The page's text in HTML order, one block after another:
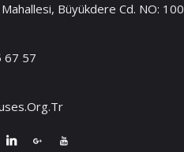
Büyükdere Cd. NO:
67 57